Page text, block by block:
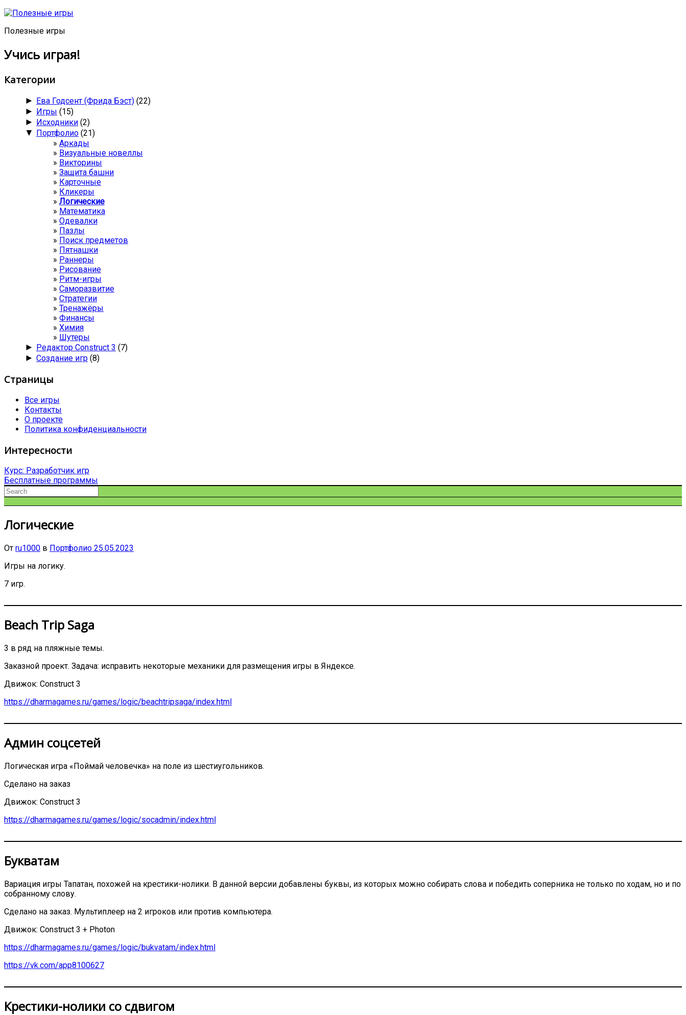
Полезные игры
Учись играя!
Категории
► Ева Годсент (Фрида Бэст) (22)
► Игры (15)
► Исходники (2)
▼ Портфолио (21)
Аркады
Визуальные новеллы
Викторины
Защита башни
Карточные
Кликеры
Логические
Математика
Одевалки
Пазлы
Поиск предметов
Пятнашки
Раннеры
Рисование
Ритм-игры
Саморазвитие
Стратегии
Тренажёры
Финансы
Химия
Шутеры
► Редактор Construct 3 (7)
► Создание игр (8)
Страницы
Все игры
Контакты
О проекте
Политика конфиденциальности
Интересности
Курс: Разработчик игр
Бесплатные программы
Логические
От ru1000 в Портфолио 25.05.2023
Игры на логику.
7 игр.
Beach Trip Saga
3 в ряд на пляжные темы.
Заказной проект. Задача: исправить некоторые механики для размещения игры в Яндексе.
Движок: Construct 3
https://dharmagames.ru/games/logic/beachtripsaga/index.html
Админ соцсетей
Логическая игра «Поймай человечка» на поле из шестиугольников.
Сделано на заказ
Движок: Construct 3
https://dharmagames.ru/games/logic/socadmin/index.html
Букватам
Вариация игры Тапатан, похожей на крестики-нолики. В данной версии добавлены буквы, из которых можно собирать слова и победить соперника не только по ходам, но и по
собранному слову.
Сделано на заказ. Мультиплеер на 2 игроков или против компьютера.
Движок: Construct 3 + Photon
https://dharmagames.ru/games/logic/bukvatam/index.html
https://vk.com/app8100627
Крестики-нолики со сдвигом